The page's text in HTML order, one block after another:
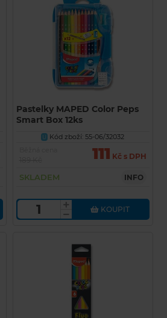
Pastelky MAPED Color Peps
Smart Box 12ks
U
Kód zboží: 55-06/32032
111 Kč s DPH
SKLADEM INFO
KOUPIT